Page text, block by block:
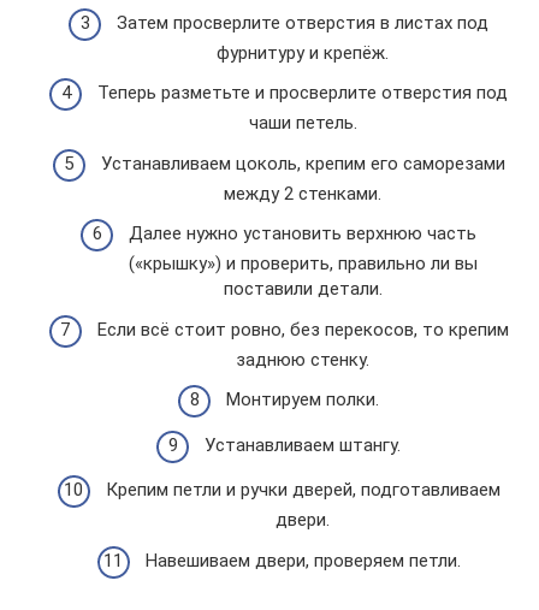
Затем просверлите отверстия в листах под
фурнитуру и крепёж.
Теперь разметьте и просверлите отверстия под
чаши петель.
Устанавливаем цоколь, крепим его саморезами
между 2 стенками.
Далее нужно установить верхнюю часть
(«крышку») и проверить, правильно ли вы
поставили детали.
Если всё стоит ровно, без перекосов, то крепим
заднюю стенку.
Монтируем полки.
Устанавливаем штангу.
Крепим петли и ручки дверей, подготавливаем
двери.
Навешиваем двери, проверяем петли.